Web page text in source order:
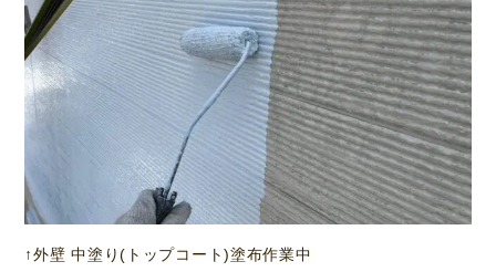
↑外壁 中塗り(トップコート)塗布作業中